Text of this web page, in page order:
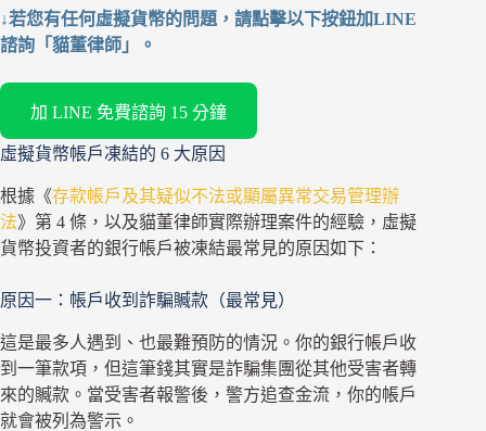
↓若您有任何虛擬貨幣的問題，請點擊以下按鈕加LINE
諮詢「貓董律師」。
加 LINE 免費諮詢 15 分鐘
虛擬貨幣帳戶凍結的 6 大原因
根據《存款帳戶及其疑似不法或顯屬異常交易管理辦
法》第 4 條，以及貓董律師實際辦理案件的經驗，虛擬
貨幣投資者的銀行帳戶被凍結最常見的原因如下：
原因一：帳戶收到詐騙贓款（最常見）
這是最多人遇到、也最難預防的情況。你的銀行帳戶收
到一筆款項，但這筆錢其實是詐騙集團從其他受害者轉
來的贓款。當受害者報警後，警方追查金流，你的帳戶
就會被列為警示。